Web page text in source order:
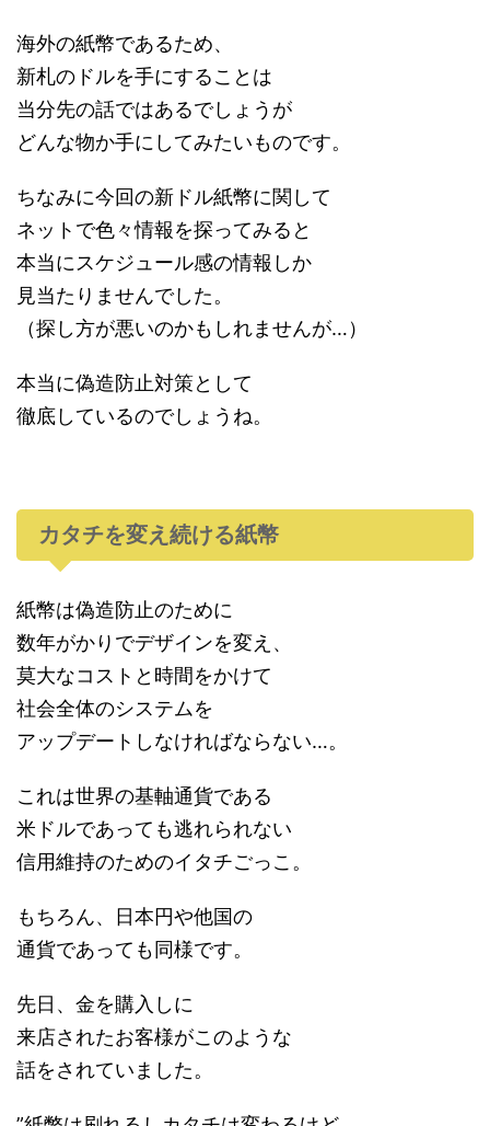
海外の紙幣であるため、
新札のドルを手にすることは
当分先の話ではあるでしょうが
どんな物か手にしてみたいものです。
ちなみに今回の新ドル紙幣に関して
ネットで色々情報を探ってみると
本当にスケジュール感の情報しか
見当たりませんでした。
（探し方が悪いのかもしれませんが…）
本当に偽造防止対策として
徹底しているのでしょうね。
カタチを変え続ける紙幣
紙幣は偽造防止のために
数年がかりでデザインを変え、
莫大なコストと時間をかけて
社会全体のシステムを
アップデートしなければならない…。
これは世界の基軸通貨である
米ドルであっても逃れられない
信用維持のためのイタチごっこ。
もちろん、日本円や他国の
通貨であっても同様です。
先日、金を購入しに
来店されたお客様がこのような
話をされていました。